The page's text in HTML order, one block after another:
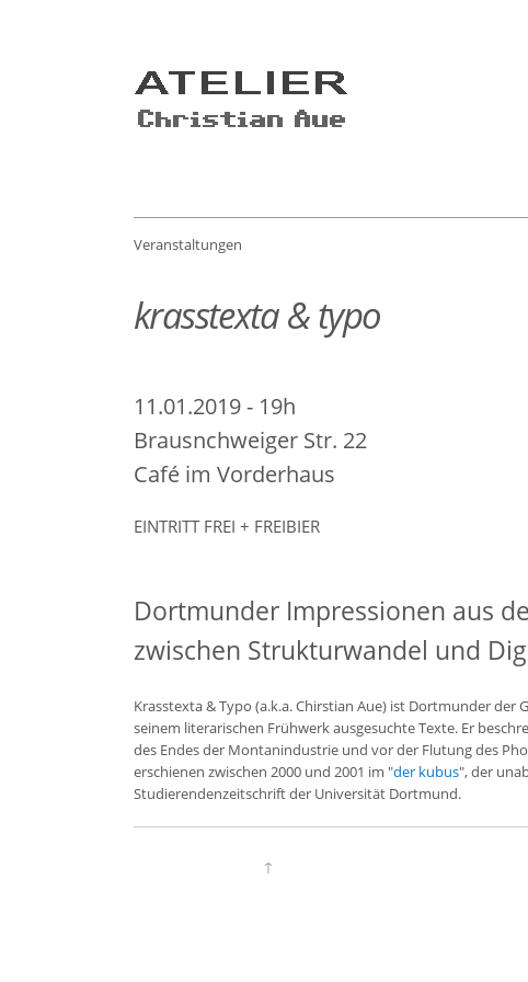
Veranstaltungen
krasstexta & typo
11.01.2019 - 19h
Brausnchweiger Str. 22
Café im Vorderhaus
EINTRITT FREI + FREIBIER
Dortmunder Impressionen aus
zwischen Strukturwandel und
Krasstexta & Typo (a.k.a. Chirstian Aue) ist Dortmunder der
seinem literarischen Frühwerk ausgesuchte Texte. Er
des Endes der Montanindustrie und vor der Flutung des
erschienen zwischen 2000 und 2001 im "der kubus", der
Studierendenzeitschrift der Universität Dortmund.
↑